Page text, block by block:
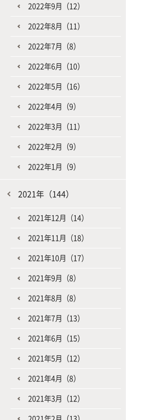
2022年9月（12）
2022年8月（11）
2022年7月（8）
2022年6月（10）
2022年5月（16）
2022年4月（9）
2022年3月（11）
2022年2月（9）
2022年1月（9）
2021年（144）
2021年12月（14）
2021年11月（18）
2021年10月（17）
2021年9月（8）
2021年8月（8）
2021年7月（13）
2021年6月（15）
2021年5月（12）
2021年4月（8）
2021年3月（12）